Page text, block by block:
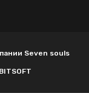
Seven souls